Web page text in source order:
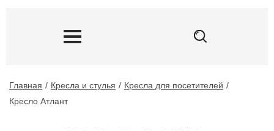
Главная Кресла и стулья
Кресла для посетителей
Кресло Атлант